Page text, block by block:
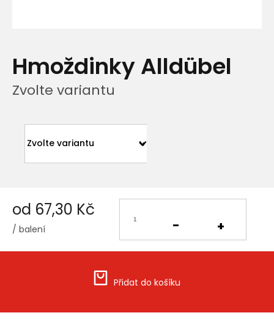
Hmoždinky Alldübel
Zvolte variantu
od 67,30 Kč
/ balení
cena:
Přidat do košíku